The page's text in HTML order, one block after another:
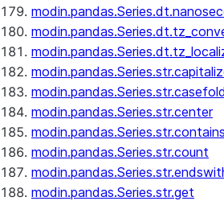
modin.pandas.Series.str.center
modin.pandas.Series.str.count
modin.pandas.Series.str.get